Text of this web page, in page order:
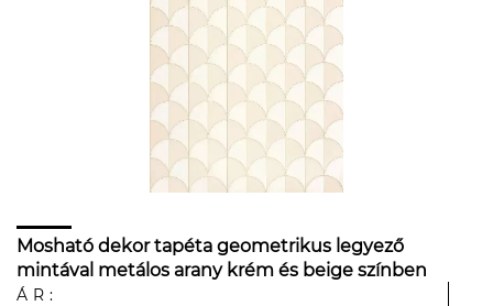
Mosható dekor tapéta geometrikus legyező
mintával metálos arany krém és beige színben
ÁR: